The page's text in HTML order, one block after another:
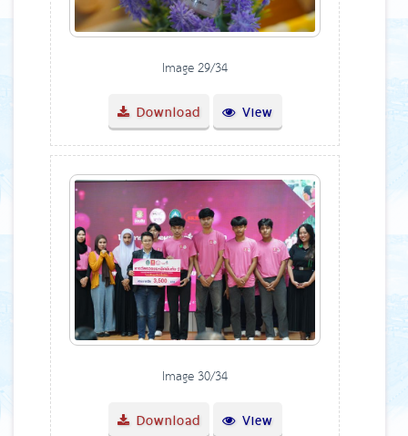
Image 29/34
Download View
Image 30/34
Download View